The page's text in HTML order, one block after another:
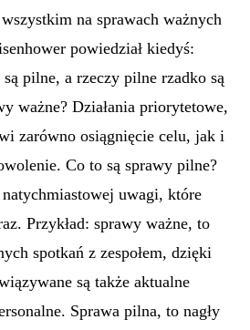
na sprawach ważnych
powiedział kiedyś:
pilne, a rzeczy pilne rzadko są
ważne? Działania priorytetowe,
zarówno osiągnięcie celu, jak i
Co to są sprawy pilne?
uwagi, które
Przykład: sprawy ważne, to
spotkań z zespołem, dzięki
są także aktualne
Sprawa pilna, to nagły